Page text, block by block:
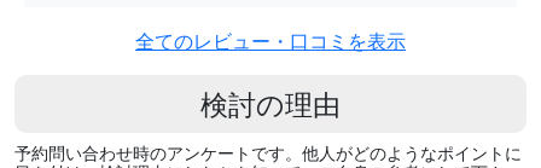
全てのレビュー・口コミを表示
検討の理由
予約問い合わせ時のアンケートです。他人がどのようなポイントに